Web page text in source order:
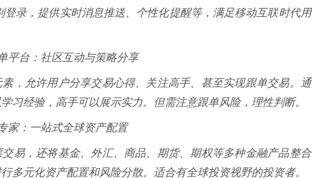
登录，提供实时消息推送、个性化提醒等，满足移动互联时代用
平台：社区互动与策略分享
，允许用户分享交易心得、关注高手、甚至实现跟单交易。通
习经验，高手可以展示实力。但需注意跟单风险，理性判断。
家：一站式全球资产配置
易，还将基金、外汇、商品、期货、期权等多种金融产品整合
多元化资产配置和风险分散。适合有全球投资视野的投资者。